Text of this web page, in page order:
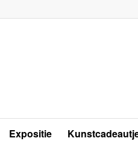
Expositie